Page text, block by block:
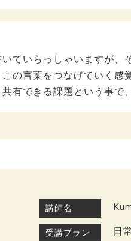
ていらっしゃいますが、
の言葉をつなげていく感
有できる課題という事で
講師名
受講プラン 日